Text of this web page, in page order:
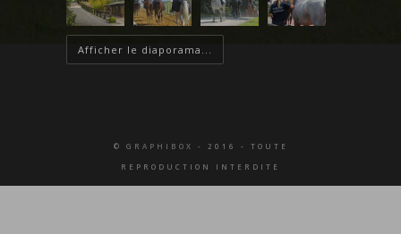
Afficher le diaporama...
© GRAPHIBOX - 2016 - TOUTE
REPRODUCTION INTERDITE